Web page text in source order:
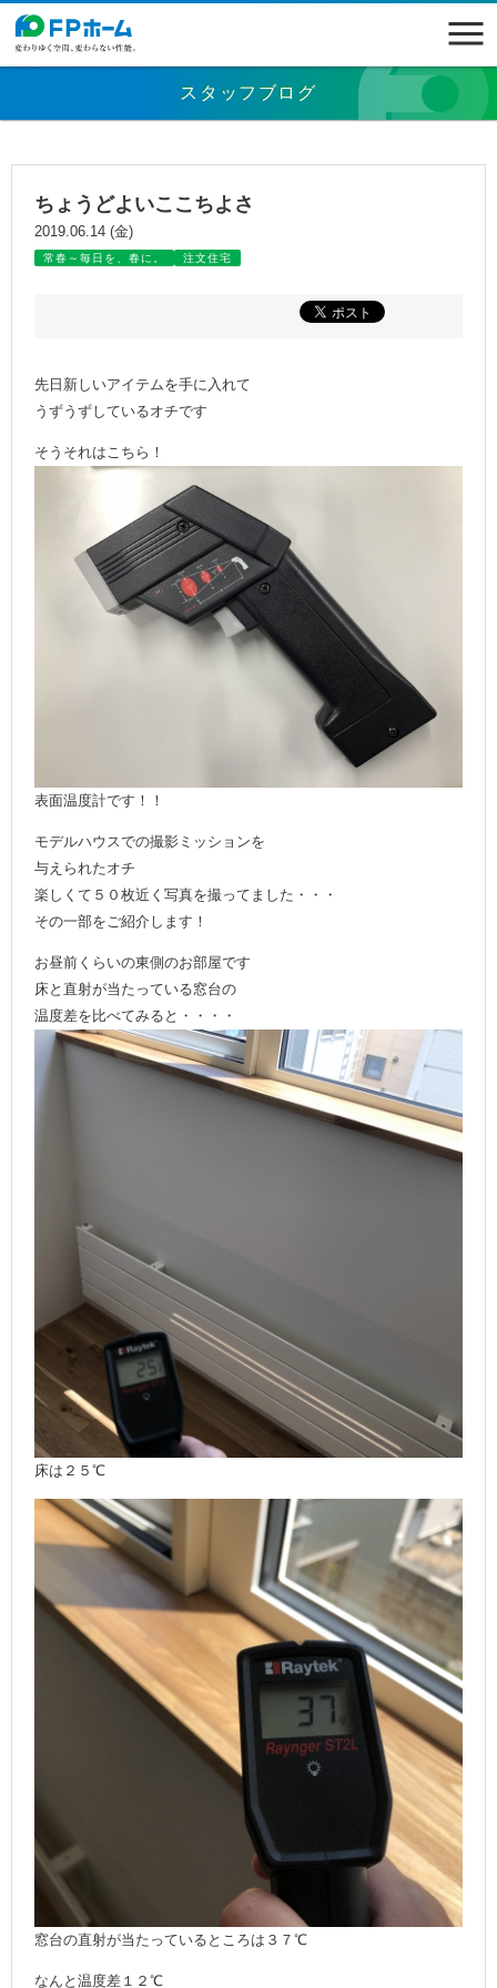
スタッフブログ
ちょうどよいここちよさ
2019.06.14 (金)
常春～毎日を、春に。 注文住宅
先日新しいアイテムを手に入れて
うずうずしているオチです
そうそれはこちら！
表面温度計です！！
モデルハウスでの撮影ミッションを
与えられたオチ
楽しくて５０枚近く写真を撮ってました・・・
その一部をご紹介します！
お昼前くらいの東側のお部屋です
床と直射が当たっている窓台の
温度差を比べてみると・・・・
床は２５℃
窓台の直射が当たっているところは３７℃
なんと温度差１２℃